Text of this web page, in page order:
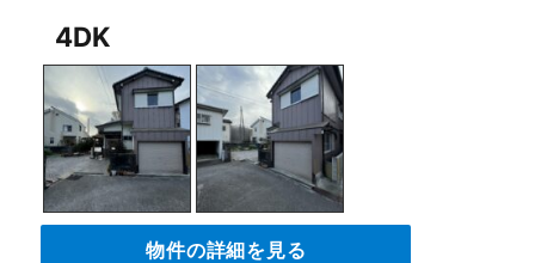
4DK
物件の詳細を見る